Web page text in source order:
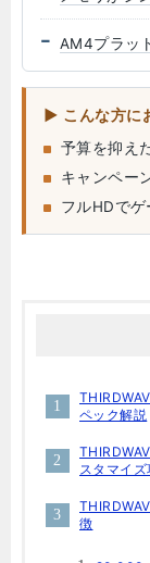
AM4プラッ
こんな方に
予算を抑え
キャンペー
フルHDで
ペック解説
スタマイ
徴